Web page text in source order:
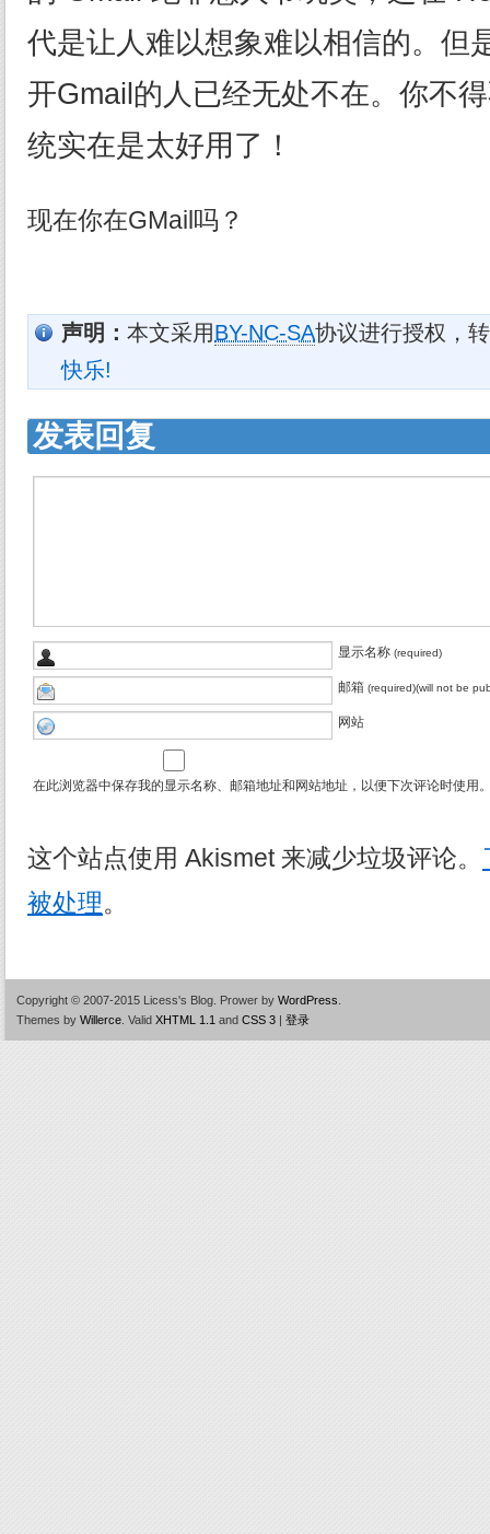
代是让人难以想象难以相信的。但
开Gmail的人已经无处不在。你不
统实在是太好用了！
现在你在GMail吗？
声明： 本文采用BY-NC-SA协议进行授权，
快乐!
发表回复
显示名称 (required)
邮箱 (required)(will not be
网站
在此浏览器中保存我的显示名称、邮箱地址和网站地址，以便下次评论时使用
这个站点使用 Akismet 来减少垃圾评论。
被处理。
Copyright © 2007-2015 Licess's Blog. Prower by WordPress
Themes by Willerce Valid XHTML 1.1 and CSS 3 | 登录